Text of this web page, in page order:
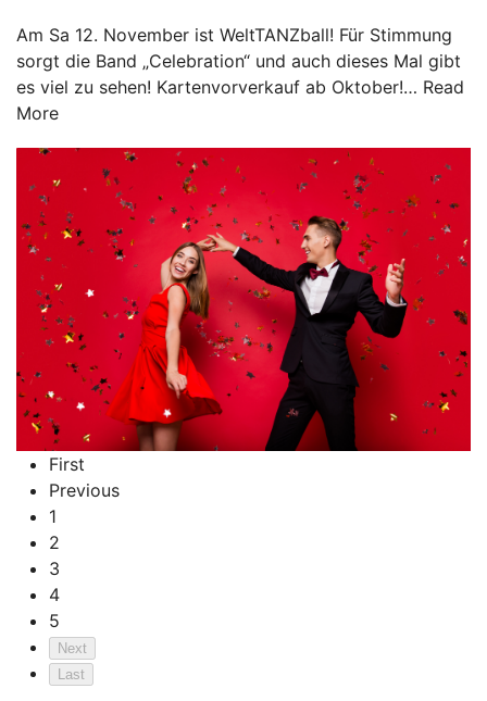
Am Sa 12. November ist WeltTANZball! Für Stimmung
sorgt die Band „Celebration“ und auch dieses Mal gibt
es viel zu sehen! Kartenvorverkauf ab Oktober!… Read
More
First
Previous
1
2
3
4
5
Next
Last